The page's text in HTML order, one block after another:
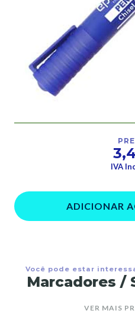
IVA
ADICIONAR
Você pode estar
Marcadores /
VER MAIS